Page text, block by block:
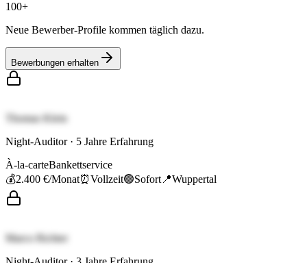
100+
Neue Bewerber-Profile kommen täglich dazu.
Bewerbungen erhalten
Thomas Klein
Night-Auditor· 5 Jahre Erfahrung
À-la-carteBankettservice
💰2.400 €/Monat⏰Vollzeit🟢Sofort 📍Wuppertal
Marco Richter